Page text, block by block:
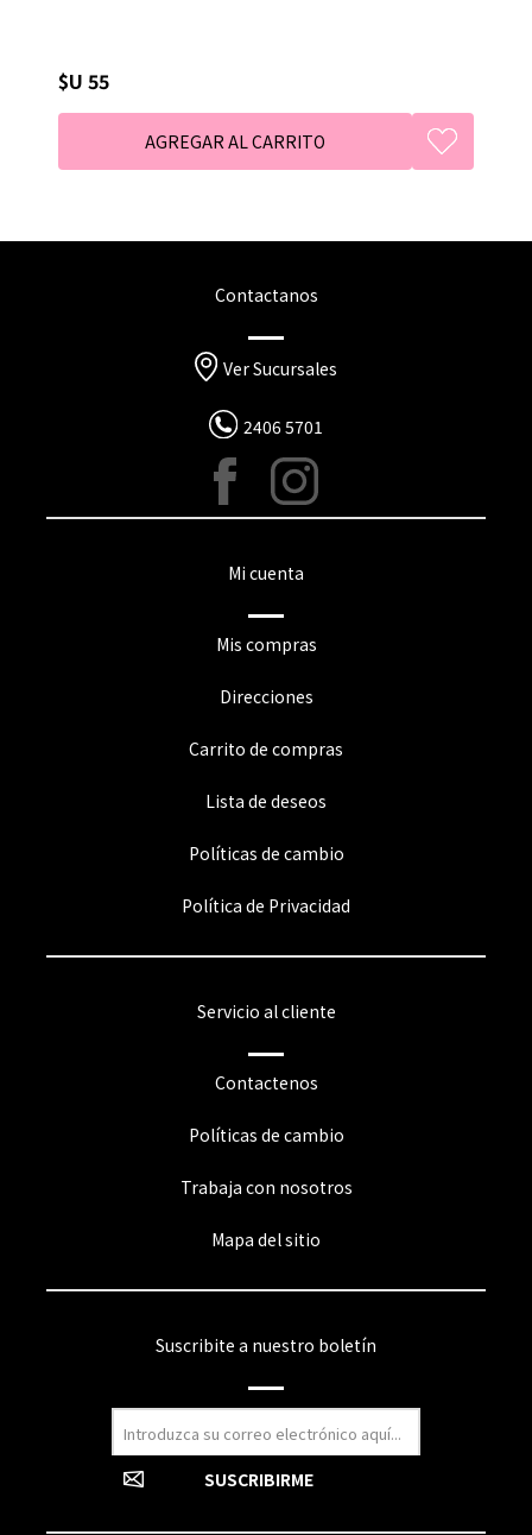
$U 55
Contactanos
Ver Sucursales
2406 5701
Mi cuenta
Mis compras
Direcciones
Carrito de compras
Lista de deseos
Políticas de cambio
Política de Privacidad
Servicio al cliente
Contactenos
Políticas de cambio
Trabaja con nosotros
Mapa del sitio
Suscribite a nuestro boletín